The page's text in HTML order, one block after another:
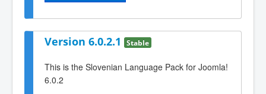
Version 6.0.2.1 Stable
This is the Slovenian Language Pack for Joomla!
6.0.2